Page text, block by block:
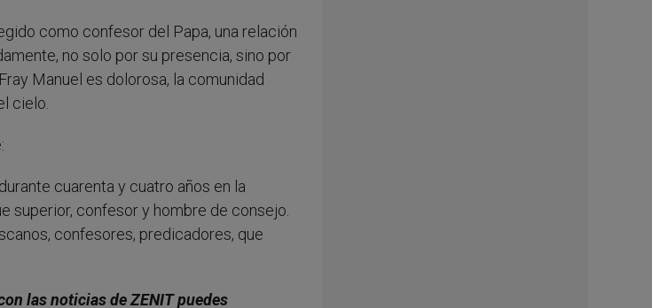
como confesor del Papa, una relación
no solo por su presencia, sino por
Manuel es dolorosa, la comunidad
cielo.
cuarenta y cuatro años en la
superior, confesor y hombre de consejo.
confesores, predicadores, que
las noticias de ZENIT puedes